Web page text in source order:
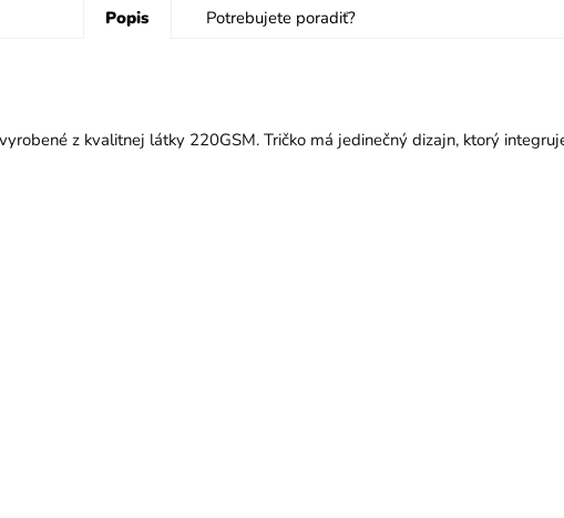
Popis Potrebujete poradiť?
z kvalitnej látky 220GSM. Tričko má jedinečný dizajn, ktorý